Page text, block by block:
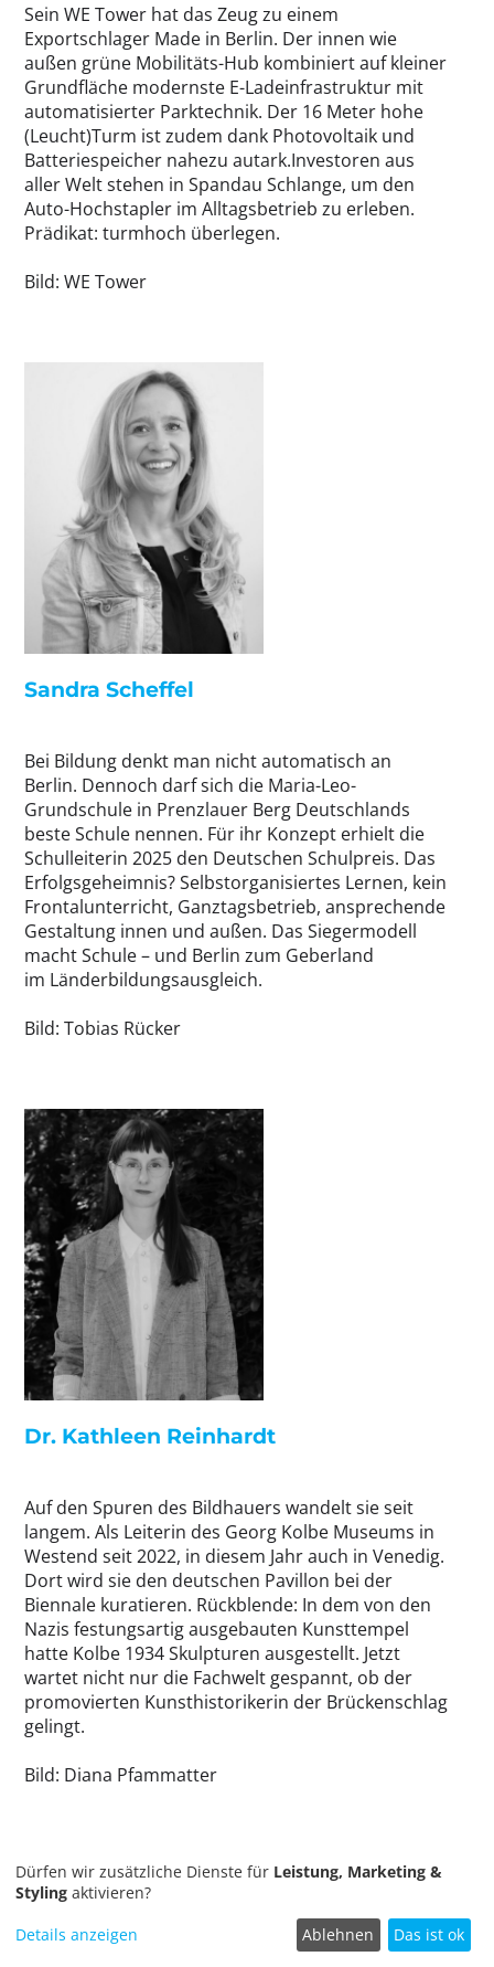
Sein WE Tower hat das Zeug zu einem
Exportschlager Made in Berlin. Der innen wie
außen grüne Mobilitäts-Hub kombiniert auf kleiner
Grundfläche modernste E-Ladeinfrastruktur mit
automatisierter Parktechnik. Der 16 Meter hohe
(Leucht)Turm ist zudem dank Photovoltaik und
Batteriespeicher nahezu autark.Investoren aus
aller Welt stehen in Spandau Schlange, um den
Auto-Hochstapler im Alltagsbetrieb zu erleben.
Prädikat: turmhoch überlegen.
Bild: WE Tower
Sandra Scheffel
Bei Bildung denkt man nicht automatisch an
Berlin. Dennoch darf sich die Maria-Leo-
Grundschule in Prenzlauer Berg Deutschlands
beste Schule nennen. Für ihr Konzept erhielt die
Schulleiterin 2025 den Deutschen Schulpreis. Das
Erfolgsgeheimnis? Selbstorganisiertes Lernen, kein
Frontalunterricht, Ganztagsbetrieb, ansprechende
Gestaltung innen und außen. Das Siegermodell
macht Schule – und Berlin zum Geberland
im Länderbildungsausgleich.
Bild: Tobias Rücker
Dr. Kathleen Reinhardt
Auf den Spuren des Bildhauers wandelt sie seit
langem. Als Leiterin des Georg Kolbe Museums in
Westend seit 2022, in diesem Jahr auch in Venedig.
Dort wird sie den deutschen Pavillon bei der
Biennale kuratieren. Rückblende: In dem von den
Nazis festungsartig ausgebauten Kunsttempel
hatte Kolbe 1934 Skulpturen ausgestellt. Jetzt
wartet nicht nur die Fachwelt gespannt, ob der
promovierten Kunsthistorikerin der Brückenschlag
gelingt.
Bild: Diana Pfammatter
Dürfen wir zusätzliche Dienste für Leistung, Marketing &
Styling aktivieren?
Details anzeigen Ablehnen Das ist ok